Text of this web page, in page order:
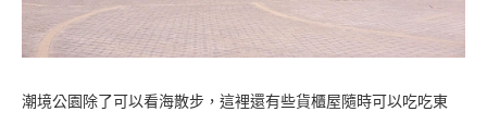
潮境公園除了可以看海散步，這裡還有些貨櫃屋隨時可以吃吃東